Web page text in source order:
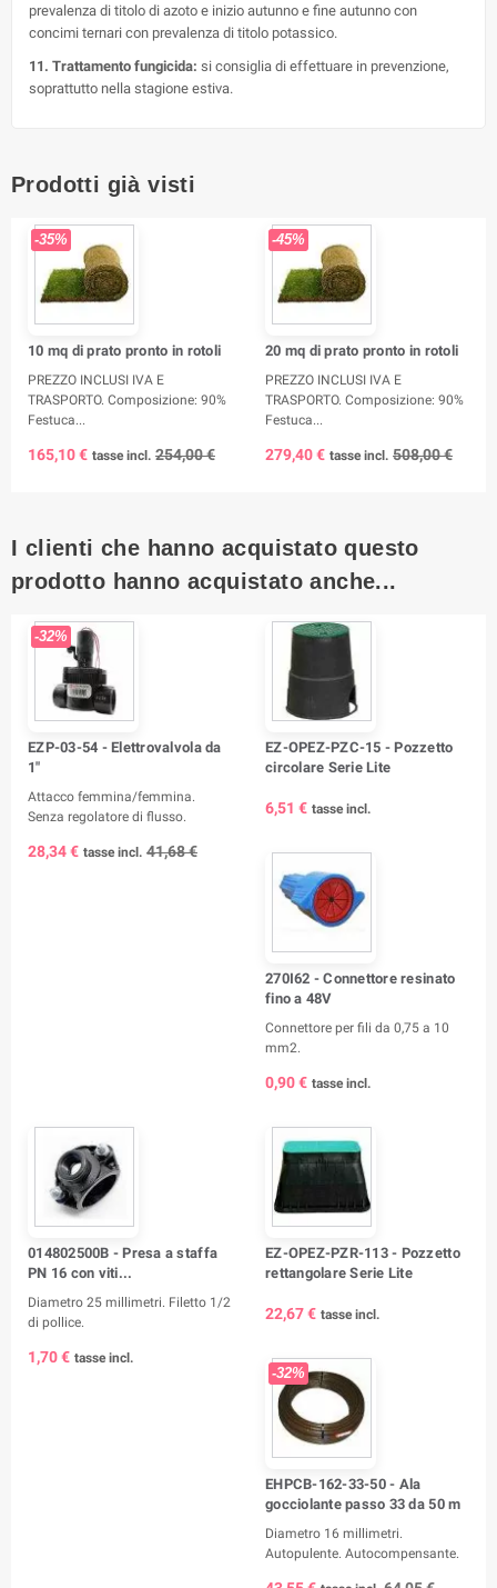
prevalenza di titolo di azoto e inizio autunno e fine autunno con
concimi ternari con prevalenza di titolo potassico.
11. Trattamento fungicida: si consiglia di effettuare in prevenzione,
soprattutto nella stagione estiva.
Prodotti già visti
-35%
10 mq di prato pronto in rotoli
PREZZO INCLUSI IVA E
TRASPORTO. Composizione: 90%
Festuca...
165,10 € tasse incl. 254,00 €
-45%
20 mq di prato pronto in rotoli
PREZZO INCLUSI IVA E
TRASPORTO. Composizione: 90%
Festuca...
279,40 € tasse incl. 508,00 €
I clienti che hanno acquistato questo
prodotto hanno acquistato anche...
-32%
EZP-03-54 - Elettrovalvola da
1"
Attacco femmina/femmina.
Senza regolatore di flusso.
28,34 € tasse incl. 41,68 €
EZ-OPEZ-PZC-15 - Pozzetto
circolare Serie Lite
6,51 € tasse incl.
270I62 - Connettore resinato
fino a 48V
Connettore per fili da 0,75 a 10
mm2.
0,90 € tasse incl.
014802500B - Presa a staffa
PN 16 con viti...
Diametro 25 millimetri. Filetto 1/2
di pollice.
1,70 € tasse incl.
EZ-OPEZ-PZR-113 - Pozzetto
rettangolare Serie Lite
22,67 € tasse incl.
-32%
EHPCB-162-33-50 - Ala
gocciolante passo 33 da 50 m
Diametro 16 millimetri.
Autopulente. Autocompensante.